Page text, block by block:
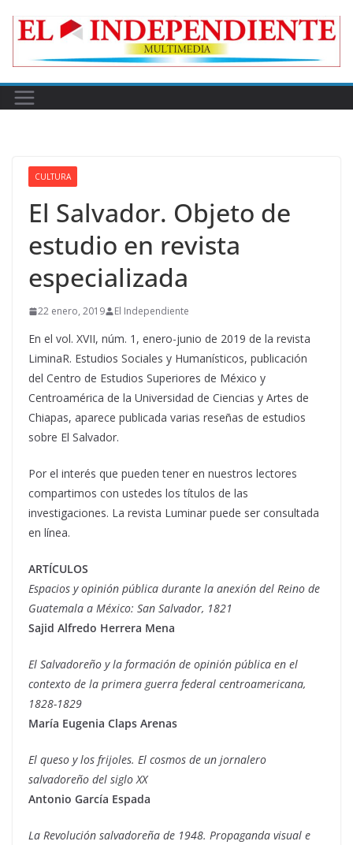
CULTURA
El Salvador. Objeto de
estudio en revista
especializada
22 enero, 2019 El Independiente
En el vol. XVII, núm. 1, enero-junio de 2019 de la revista
LiminaR. Estudios Sociales y Humanísticos, publicación
del Centro de Estudios Superiores de México y
Centroamérica de la Universidad de Ciencias y Artes de
Chiapas, aparece publicada varias reseñas de estudios
sobre El Salvador.
Por el interés que pueden tener en nuestros lectores
compartimos con ustedes los títulos de las
investigaciones. La revista Luminar puede ser consultada
en línea.
ARTÍCULOS
Espacios y opinión pública durante la anexión del Reino de
Guatemala a México: San Salvador, 1821
Sajid Alfredo Herrera Mena
El Salvadoreño y la formación de opinión pública en el
contexto de la primera guerra federal centroamericana,
1828-1829
María Eugenia Claps Arenas
El queso y los frijoles. El cosmos de un jornalero
salvadoreño del siglo XX
Antonio García Espada
La Revolución salvadoreña de 1948. Propaganda visual e